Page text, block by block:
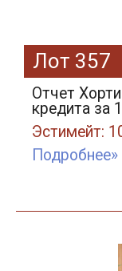
Лот 357
Отчет
кредита за
Эстимейт:
Подробнее»